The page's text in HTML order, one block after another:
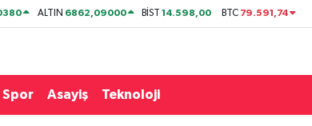
ALTIN 6862,09000 BİST14.598,00 BTC 79.591,74
Spor Asayiş Teknoloji